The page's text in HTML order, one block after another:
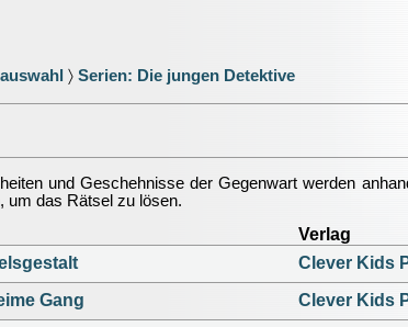
〉 Serien: Die jungen Detektive
und Geschehnisse der Gegenwart werden
um das Rätsel zu lösen.
Verlag
Clever Kids
Gang Clever Kids